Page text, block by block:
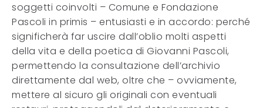
soggetti coinvolti – Comune e Fondazione
Pascoli in primis – entusiasti e in accordo: perché
significherà far uscire dall’oblio molti aspetti
della vita e della poetica di Giovanni Pascoli,
permettendo la consultazione dell’archivio
direttamente dal web, oltre che – ovviamente,
mettere al sicuro gli originali con eventuali